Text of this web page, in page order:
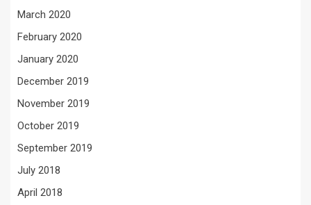
March 2020
February 2020
January 2020
December 2019
November 2019
October 2019
September 2019
July 2018
April 2018